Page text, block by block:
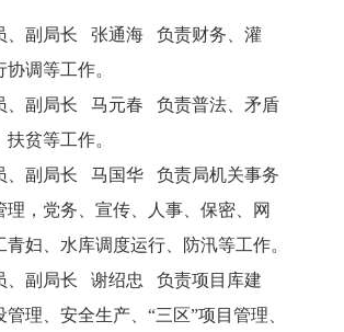
副局长 张通海 负责财务、灌
调等工作。
副局长 马元春 负责普法、矛盾
贫等工作。
副局长 马国华 负责局机关事务
理，党务、宣传、人事、保密、网
妇、水库调度运行、防汛等工作。
副局长 谢绍忠 负责项目库建
理、安全生产、“三区”项目管理、